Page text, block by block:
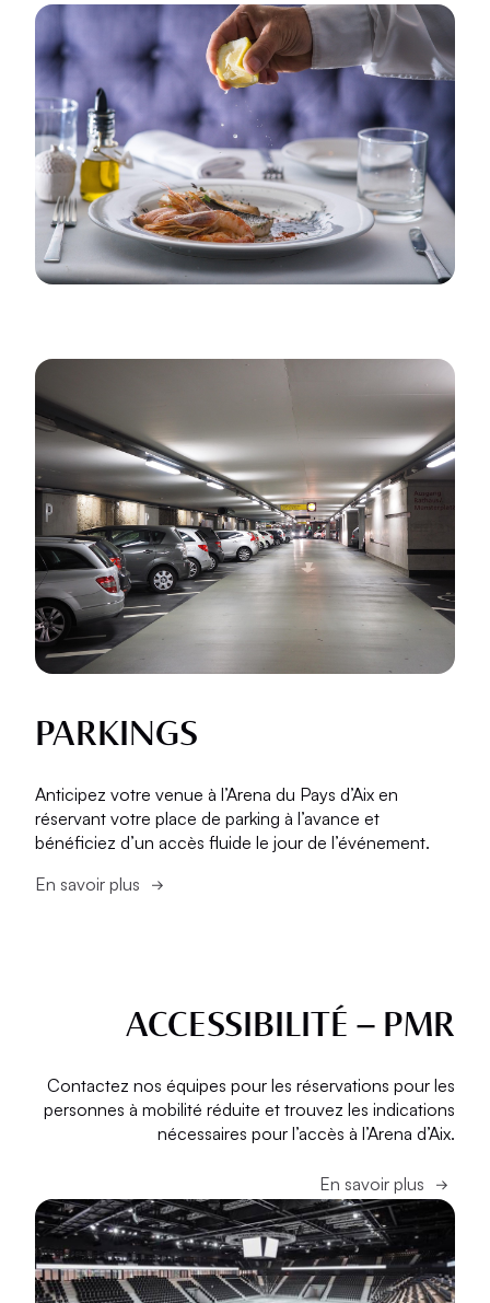
PARKINGS
Anticipez votre venue à l’Arena du Pays d’Aix en
réservant votre place de parking à l’avance et
bénéficiez d’un accès fluide le jour de l’événement.
En savoir plus
ACCESSIBILITÉ – PMR
Contactez nos équipes pour les réservations pour les
personnes à mobilité réduite et trouvez les indications
nécessaires pour l’accès à l’Arena d’Aix.
En savoir plus